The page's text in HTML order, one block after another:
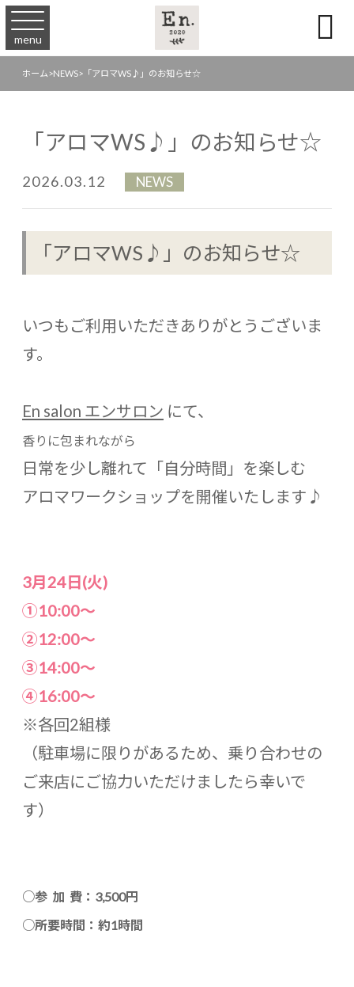
menu 
ホーム >NEWS> 「アロマWS♪」のお知らせ☆
「アロマWS♪」のお知らせ☆
2026.03.12 NEWS
「アロマWS♪」のお知らせ☆
いつもご利用いただきありがとうございま
す。
En salon エンサロン にて、
香りに包まれながら
日常を少し離れて「自分時間」を楽しむ
アロマワークショップを開催いたします♪
3月24日(火)
①10:00〜
②12:00〜
③14:00〜
④16:00〜
※各回2組様
（駐車場に限りがあるため、乗り合わせの
ご来店にご協力いただけましたら幸いで
す）
○参 加 費：3,500円
○所要時間：約1時間